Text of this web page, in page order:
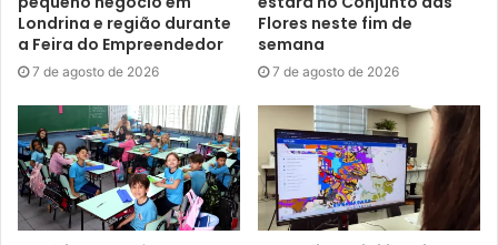
Foto: Emerson Dias / NCom
Londrina e região durante
a Feira do Empreendedor
7 de agosto de 2026
Flores neste fim de
semana
7 de agosto de 2026